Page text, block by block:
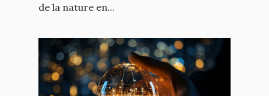
de la nature en...